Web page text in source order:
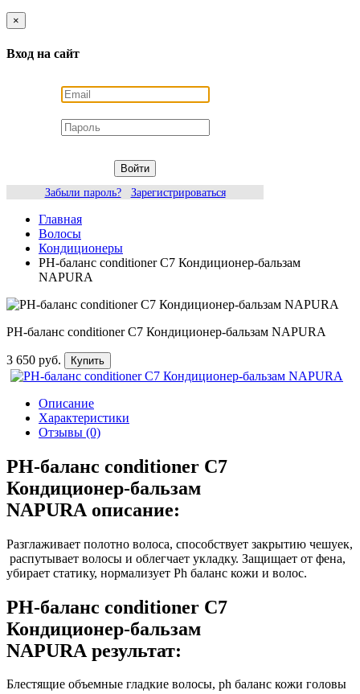
×
Вход на сайт
Войти
Забыли пароль?
Зарегистрироваться
Главная
Волосы
Кондиционеры
PH-баланс conditioner C7 Кондиционер-бальзам
NAPURA
PH-баланс conditioner C7 Кондиционер-бальзам NAPURA
3 650 руб. Купить
Описание
Характеристики
Отзывы (0)
PH-баланс conditioner C7
Кондиционер-бальзам
NAPURA описание:
Разглаживает полотно волоса, способствует закрытию чешуек,
распутывает волосы и облегчает укладку. Защищает от фена,
убирает статику, нормализует Ph баланс кожи и волос.
PH-баланс conditioner C7
Кондиционер-бальзам
NAPURA результат:
Блестящие объемные гладкие волосы, ph баланс кожи головы